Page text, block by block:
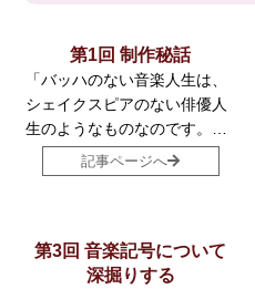
第1回 制作秘話
「バッハのない音楽人生は、
シェイクスピアのない俳優人
生のようなものなのです。」
これは、現代最高のバッハ弾
きとして名高いサー・アンド
ラムより）そんな魅力的なバ
ッハについて、様々な視点か
記事ページへ
第3回 音楽記号について
深掘りする